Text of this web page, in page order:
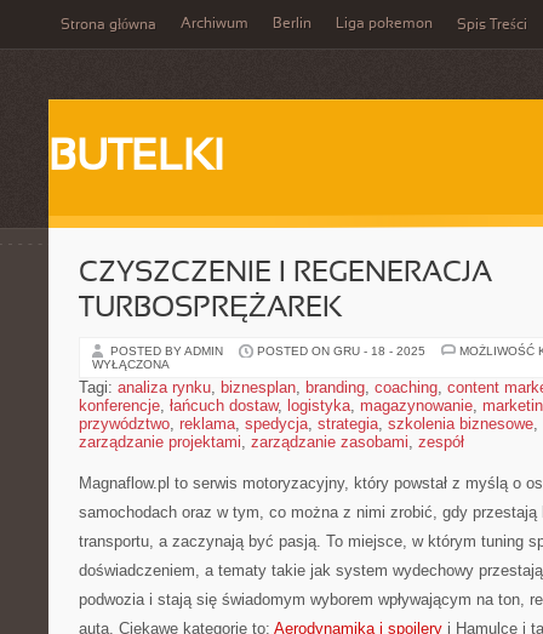
Strona główna Archiwum Berlin Liga pokemon Spis Treści
BUTELKI
CZYSZCZENIE I REGENERACJA
TURBOSPRĘŻAREK
POSTED BY ADMIN POSTED ON GRU - 18 - 2025
MOŻLIWOŚĆ
WYŁĄCZONA
Tagi: analiza rynku, biznesplan, branding, coaching, content
konferencje, łańcuch dostaw, logistyka, magazynowanie,
przywództwo, reklama, spedycja, strategia, szkolenia biznesowe,
zarządzanie projektami, zarządzanie zasobami, zespół
Magnaflow.pl to serwis motoryzacyjny, który powstał z myślą o
samochodach oraz w tym, co można z nimi zrobić, gdy
transportu, a zaczynają być pasją. To miejsce, w którym tuning
doświadczeniem, a tematy takie jak system wydechowy
podwozia i stają się świadomym wyborem wpływającym na ton,
auta. Ciekawe kategorie to: Aerodynamika i spojlery i Hamulce i